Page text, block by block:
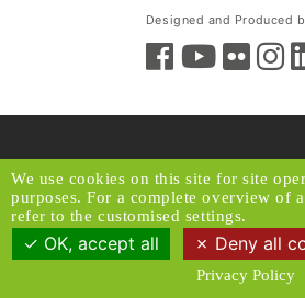
Designed and Produced
We use cookies on this site for site
purposes. For a complete overview of
refer to the customised settings.
OK, accept all Deny all
Privacy Policy